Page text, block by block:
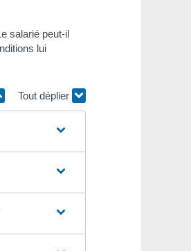
salarié peut-il
lui
Tout déplier